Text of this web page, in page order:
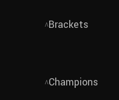
Brackets
Champions